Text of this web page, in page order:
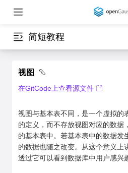
简短教程
视图
在GitCode上查看源文件
视图与基本表不同，是一个虚拟的
的定义，而不存放视图对应的数据
的基本表中。若基本表中的数据发
的数据也随之改变。从这个意义上
透过它可以看到数据库中用户感兴